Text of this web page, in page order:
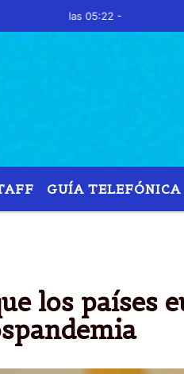
son las 05:22 -
GUÍA TELEFÓNICA
los países